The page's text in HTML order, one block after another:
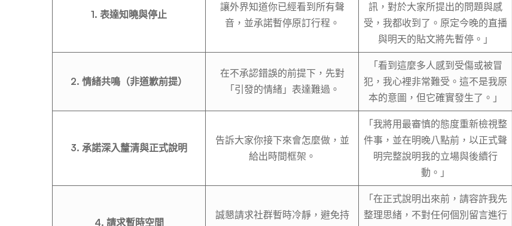
1. 表達知曉與停止
讓外界知道你已經看到所有聲
音，並承諾暫停原訂行程。
訊，對於大家所提出的問題與感
受，我都收到了。原定今晚的直播
與明天的貼文將先暫停。」
2. 情緒共鳴（非道歉前提）
在不承認錯誤的前提下，先對
「引發的情緒」表達難過。
「看到這麼多人感到受傷或被冒
犯，我心裡非常難受。這不是我原
本的意圖，但它確實發生了。」
3. 承諾深入釐清與正式說明
告訴大家你接下來會怎麼做，並
給出時間框架。
「我將用最審慎的態度重新檢視整
件事，並在明晚八點前，以正式聲
明完整說明我的立場與後續行
動。」
4. 請求暫時空間
誠懇請求社群暫時冷靜，避免持
「在正式說明出來前，請容許我先
整理思緒，不對任何個別留言進行